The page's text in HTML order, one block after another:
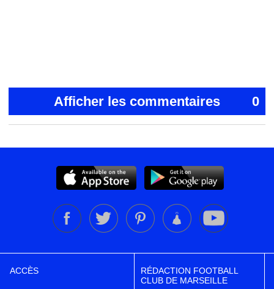
Afficher les commentaires 0
ACCÈS
RÉDACTION FOOTBALL
CLUB DE MARSEILLE